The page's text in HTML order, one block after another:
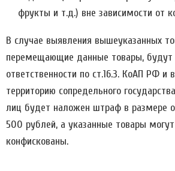
фрукты и т.д.) вне зависимости от
В случае выявления вышеуказанных
перемещающие данные товары, будут
ответственности по ст.16.3. КоАП РФ и
территорию сопредельного
лиц будет наложен штраф в размере
500 рублей, а указанные товары
конфискованы.